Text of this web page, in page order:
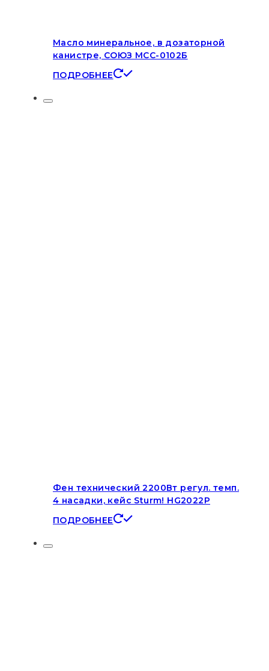
Масло минеральное, в дозаторной
канистре, СОЮЗ МСС-0102Б
ПОДРОБНЕЕ
Фен технический 2200Вт регул. темп.
4 насадки, кейс Sturm! HG2022P
ПОДРОБНЕЕ